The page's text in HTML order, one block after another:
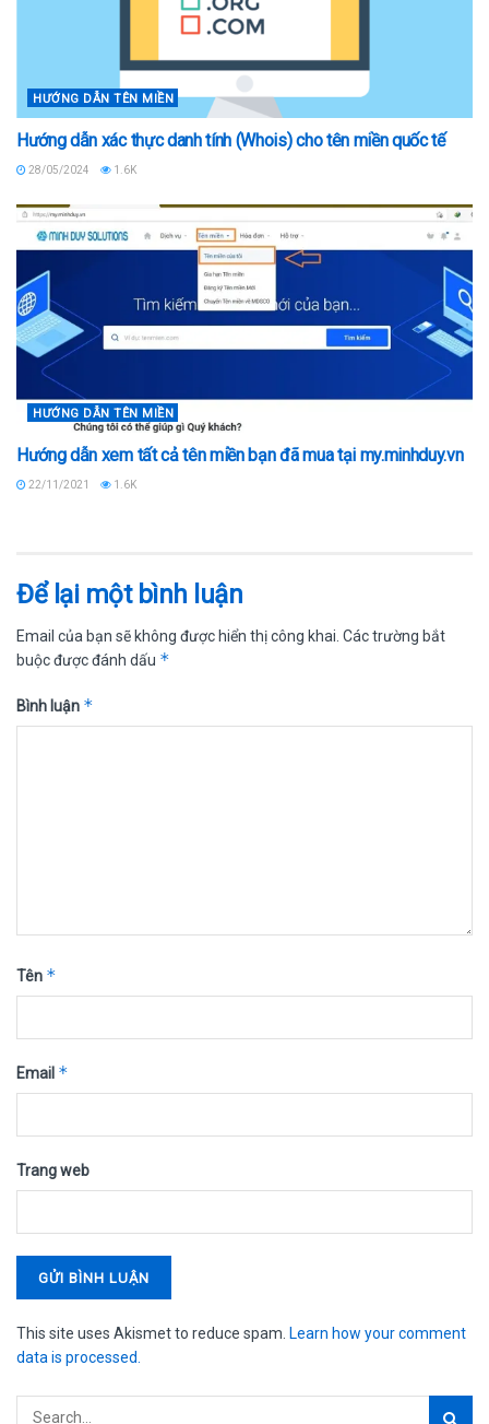
HƯỚNG DẪN TÊN MIỀN
Hướng dẫn xác thực danh tính (Whois) cho tên miền quốc tế
28/05/2024 1.6K
HƯỚNG DẪN TÊN MIỀN
Hướng dẫn xem tất cả tên miền bạn đã mua tại my.minhduy.vn
22/11/2021 1.6K
Để lại một bình luận
Email của bạn sẽ không được hiển thị công khai. Các trường bắt
buộc được đánh dấu *
Bình luận *
Tên *
Email *
Trang web
This site uses Akismet to reduce spam. Learn how your comment
data is processed.